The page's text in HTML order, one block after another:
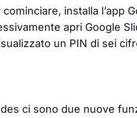
installa l’app
apri Google
un PIN di sei
ci sono due nuove